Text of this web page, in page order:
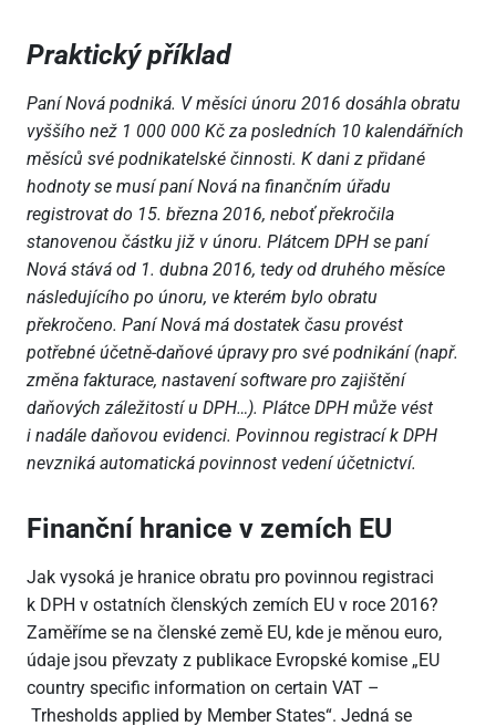
Praktický příklad
Paní Nová podniká. V měsíci únoru 2016 dosáhla obratu
vyššího než 1 000 000 Kč za posledních 10 kalendářních
měsíců své podnikatelské činnosti. K dani z přidané
hodnoty se musí paní Nová na finančním úřadu
registrovat do 15. března 2016, neboť překročila
stanovenou částku již v únoru. Plátcem DPH se paní
Nová stává od 1. dubna 2016, tedy od druhého měsíce
následujícího po únoru, ve kterém bylo obratu
překročeno. Paní Nová má dostatek času provést
potřebné účetně-daňové úpravy pro své podnikání (např.
změna fakturace, nastavení software pro zajištění
daňových záležitostí u DPH…). Plátce DPH může vést
i nadále daňovou evidenci. Povinnou registrací k DPH
nevzniká automatická povinnost vedení účetnictví.
Finanční hranice v zemích EU
Jak vysoká je hranice obratu pro povinnou registraci
k DPH v ostatních členských zemích EU v roce 2016?
Zaměříme se na členské země EU, kde je měnou euro,
údaje jsou převzaty z publikace Evropské komise „EU
country specific information on certain VAT –
Trhesholds applied by Member States“. Jedná se